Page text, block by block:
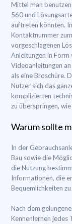
Mittel man
560 und
auftreten könnten.
Kontaktnummer
vorgeschlagenen
Anleitungen in
Videoanleitungen
als eine Broschüre.
Nutzer sich das
komplizierten
zu überspringen,
Warum sollte
In der
Bau sowie die
die Nutzung
Informationen, die
Bequemlichkeiten zu
Nach dem
Kennenlernen